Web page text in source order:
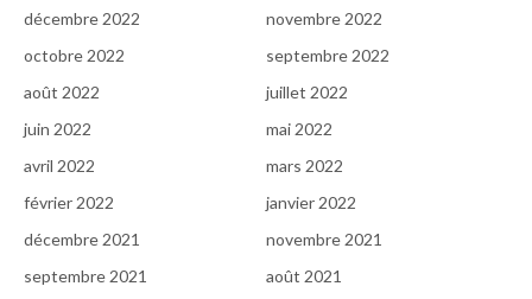
décembre 2022
novembre 2022
octobre 2022
septembre 2022
août 2022
juillet 2022
juin 2022
mai 2022
avril 2022
mars 2022
février 2022
janvier 2022
décembre 2021
novembre 2021
septembre 2021
août 2021